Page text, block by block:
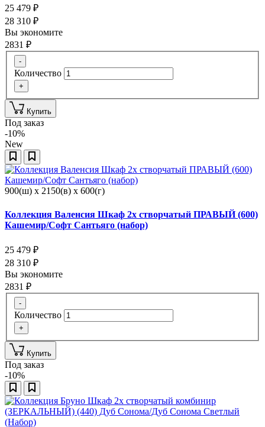
25 479 ₽
28 310 ₽
Вы экономите
2831 ₽
-
Количество
+
Купить
Под заказ
-10%
New
900(ш) x 2150(в) x 600(г)
Коллекция Валенсия Шкаф 2х створчатый ПРАВЫЙ (600)
Кашемир/Софт Сантьяго (набор)
25 479 ₽
28 310 ₽
Вы экономите
2831 ₽
-
Количество
+
Купить
Под заказ
-10%